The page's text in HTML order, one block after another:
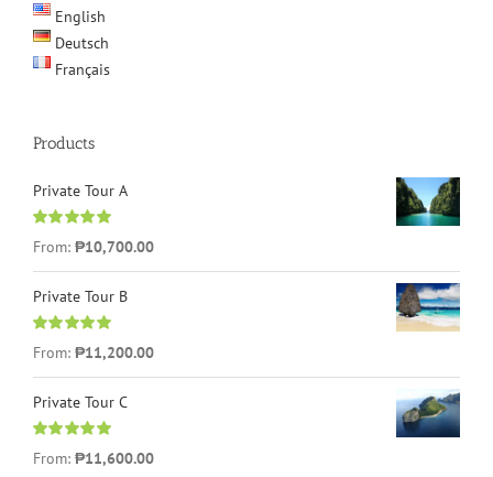
English
Deutsch
Français
Products
Private Tour A
Rated
5.00
out of 5
From: ₱10,700.00
Private Tour B
Rated
5.00
out of 5
From: ₱11,200.00
Private Tour C
Rated
5.00
out of 5
From: ₱11,600.00